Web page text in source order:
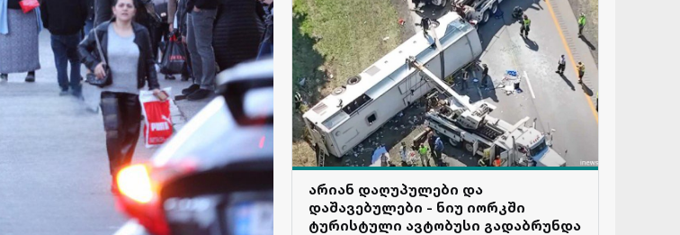
არიან დაღუპულები და
დაშავებულები - ნიუ იორკში
ტურისტული ავტობუსი გადაბრუნდა